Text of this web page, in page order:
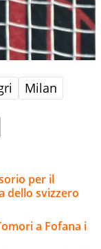
Milan
per il
dello svizzero
a Fofana i